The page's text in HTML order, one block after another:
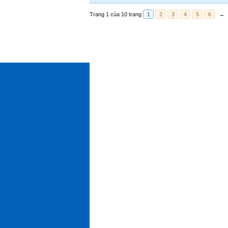
Trang 1 của 10 trang 1 2 3 4 5 6 →